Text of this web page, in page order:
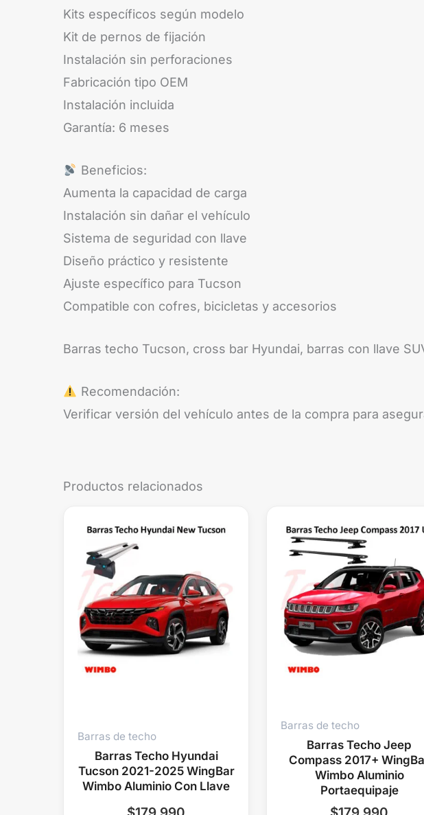
Kits específicos según modelo
Kit de pernos de fijación
Instalación sin perforaciones
Fabricación tipo OEM
Instalación incluida
Garantía: 6 meses
Beneficios:
Aumenta la capacidad de carga
Instalación sin dañar el vehículo
Sistema de seguridad con llave
Diseño práctico y resistente
Ajuste específico para Tucson
Compatible con cofres, bicicletas y accesorios
Barras techo Tucson, cross bar Hyundai, barras con llave
Recomendación:
Verificar versión del vehículo antes de la compra para
Productos relacionados
Barras de techo
Barras Techo Hyundai
Tucson 2021-2025 WingBar
Wimbo Aluminio Con Llave
Barras de techo
Barras Techo Jeep
Compass 2017+
Wimbo Aluminio
Portaequipaje